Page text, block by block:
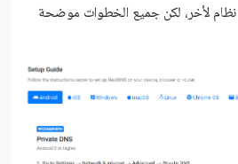
لأخر، لكن جميع الخطوات موضحة